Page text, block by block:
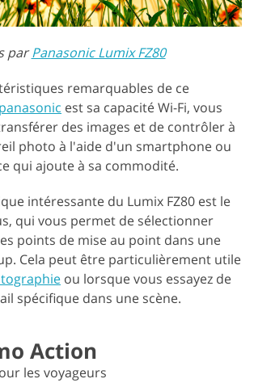
parPanasonic Lumix FZ80
remarquables de ce
est sa capacité Wi-Fi, vous
des images et de contrôler à
photo à l'aide d'un smartphone ou
qui ajoute à sa commodité.
intéressante du Lumix FZ80 est le
qui vous permet de sélectionner
points de mise au point dans une
Cela peut être particulièrement utile
ou lorsque vous essayez de
spécifique dans une scène.
Action
les voyageurs